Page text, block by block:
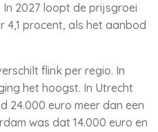
2027 loopt de prijsgroei
procent, als het aanbod
flink per regio. In
het hoogst. In Utrecht
24.000 euro meer dan een
was dat 14.000 euro en